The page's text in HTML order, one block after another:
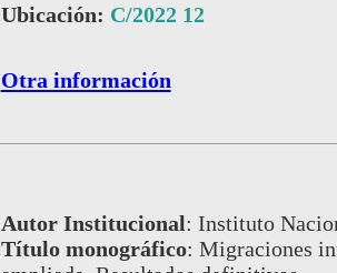
Ubicación: C/2022 12
Otra información
Autor Institucional: Instituto
Título monográfico: Migraciones